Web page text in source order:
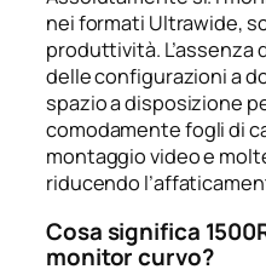
nei formati Ultrawide,
produttività.
delle configurazioni a
spazio a disposizione
comodamente fogli di
montaggio video e
riducendo
Cosa significa
monitor curvo?